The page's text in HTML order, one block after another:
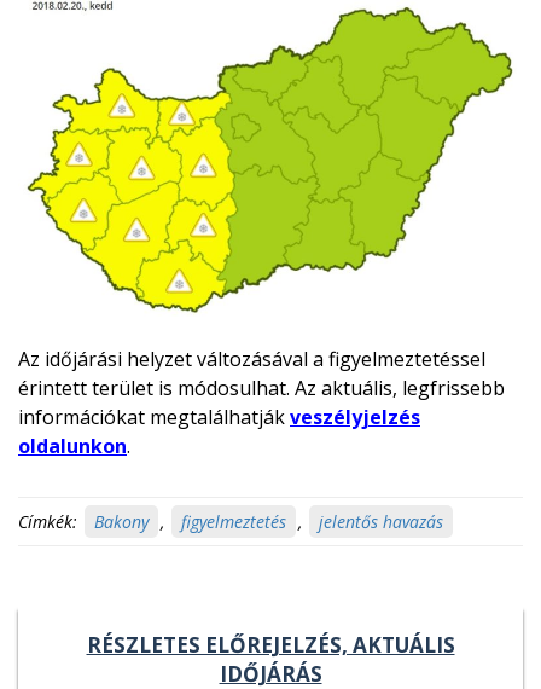
Az időjárási helyzet változásával a figyelmeztetéssel
érintett terület is módosulhat. Az aktuális, legfrissebb
információkat megtalálhatjákveszélyjelzés
oldalunkon.
Címkék: Bakony , figyelmeztetés , jelentős havazás
RÉSZLETES ELŐREJELZÉS, AKTUÁLIS
IDŐJÁRÁS